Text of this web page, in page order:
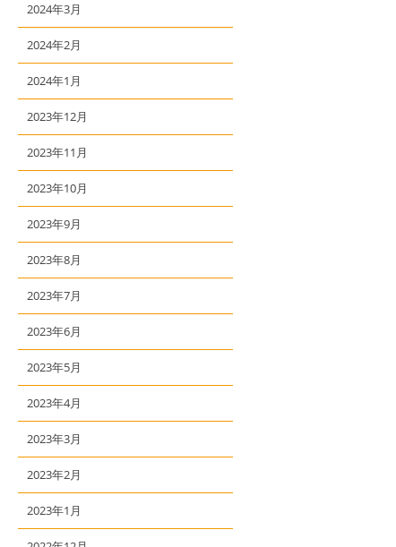
2024年3月
2024年2月
2024年1月
2023年12月
2023年11月
2023年10月
2023年9月
2023年8月
2023年7月
2023年6月
2023年5月
2023年4月
2023年3月
2023年2月
2023年1月